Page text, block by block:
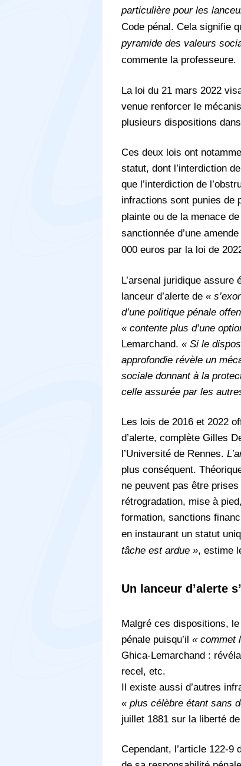
particulière pour les
Code pénal. Cela signifie
pyramide des valeurs
commente la professeure.
La loi du 21 mars 2022
venue renforcer le
plusieurs dispositions
Ces deux lois ont
statut, dont l’interdiction
que l’interdiction de
infractions sont punies de
plainte ou de la menace
sanctionnée d’une
000 euros par la loi de
L’arsenal juridique
lanceur d’alerte de «
d’une politique pénale
« contente plus d’une
Lemarchand. « Si le
approfondie révèle un
sociale donnant à la
celle assurée par les
Les lois de 2016 et 2022
d’alerte, complète Gilles
l’Université de Rennes.
plus conséquent.
ne peuvent pas être
rétrogradation, mise à
formation, sanctions
en instaurant un statut
tâche est ardue », estime
Un lanceur d’alerte
Malgré ces dispositions,
pénale puisqu’il « commet
Ghica-Lemarchand :
recel, etc.
Il existe aussi d’autres
« plus célèbre étant sans
juillet 1881 sur la liberté
Cependant, l’article 122-9